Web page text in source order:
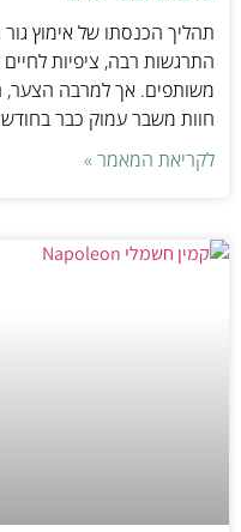
תהליך הכנסתו של אימוץ
התרגשות רבה, ציפיות
משותפים. אך למרבה הצער,
חוות משבר עמוק כבר
לקריאת המאמר »